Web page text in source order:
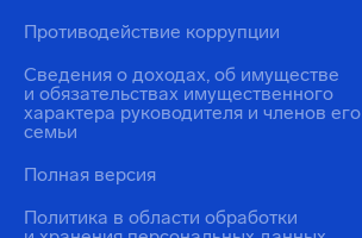
Политика в области обработки
Противодействие коррупции
Сведения о доходах, об имуществе
и обязательствах имущественного
характера руководителя и членов его
семьи
Полная версия